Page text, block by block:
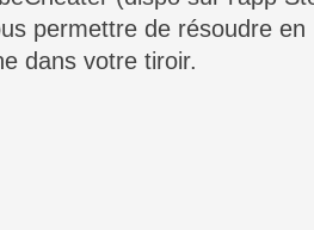
permettre de résoudre en
dans votre tiroir.